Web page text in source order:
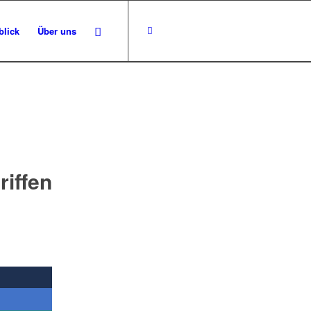
Über uns